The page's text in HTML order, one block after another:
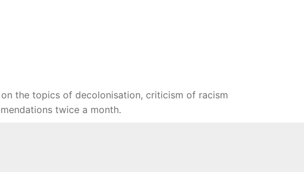
the topics of decolonisation, criticism of racism
twice a month.